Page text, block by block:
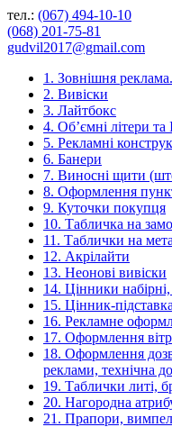
тел.: (067) 494-10-10
(068) 201-75-81
gudvil2017@gmail.com
1. Зовнішня
2. Вивіски
3. Лайтбокс
4. Об’ємні літери та
5. Рекламні
6. Банери
7. Виносні щити
8. Оформлення
9. Куточки покупця
10. Табличка на
11. Таблички на
12. Акрілайти
13. Неонові вивіски
14. Цінники набірні,
15. Цінник-
16. Рекламне
17. Оформлення
18. Оформлення
реклами, технічна
19. Таблички литі,
20. Нагородна
21. Прапори,